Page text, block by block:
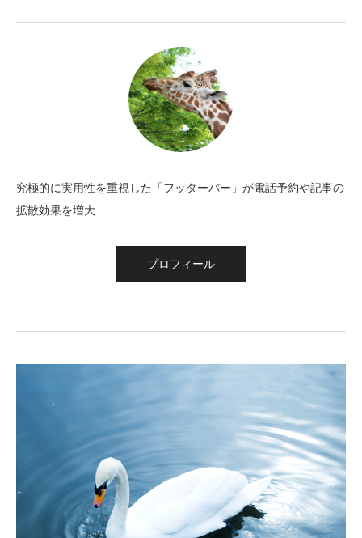
究極的に実用性を重視した「フッターバー」が電話予約や記事の
拡散効果を増大
プロフィール